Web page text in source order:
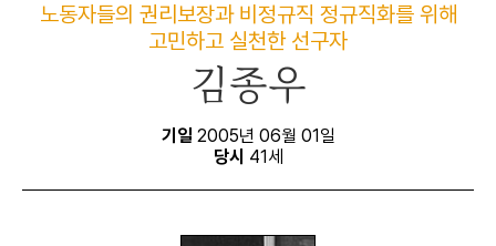
노동자들의 권리보장과 비정규직 정규직화를 위해
고민하고 실천한 선구자
김종우
기일 2005년 06월 01일
당시 41세